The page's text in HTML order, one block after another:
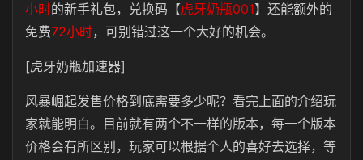
小时的新手礼包，兑换码【虎牙奶瓶001】还能额外的
免费72小时，可别错过这一个大好的机会。
[虎牙奶瓶加速器]
风暴崛起发售价格到底需要多少呢？看完上面的介绍玩
家就能明白。目前就有两个不一样的版本，每一个版本
价格会有所区别，玩家可以根据个人的喜好去选择，等